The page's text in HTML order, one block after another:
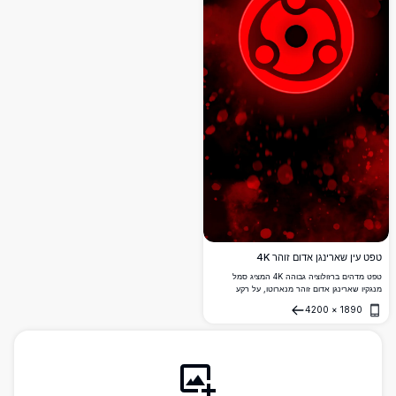
טפט עין שארינגן אדום זוהר 4K
טפט מדהים ברזולוציה גבוהה 4K המציג סמל
מנגקיו שארינגן אדום זוהר מנארוטו, על רקע
אטמוספרי כהה עם חלקיקי בוקה אדומים.
1890
×
4200
פתח